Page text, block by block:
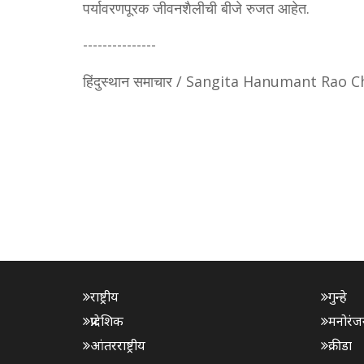
पर्यावरणपूरक जीवनशैलीची बीजे रुजत आहेत.
---------------
हिंदुस्थान समाचार / Sangita Hanumant Rao
राष्ट्रीय
प्रादेशिक
आंतरराष्ट्रीय
गुन्हे
क्रीडा